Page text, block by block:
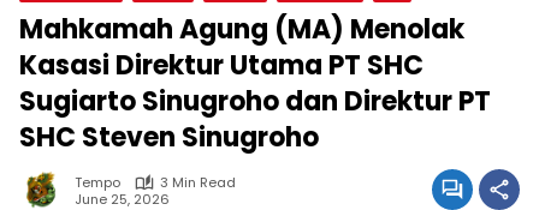
Mahkamah Agung (MA) Menolak
Kasasi Direktur Utama PT SHC
Sugiarto Sinugroho dan Direktur PT
SHC Steven Sinugroho
Tempo
3 Min Read
June 25, 2026